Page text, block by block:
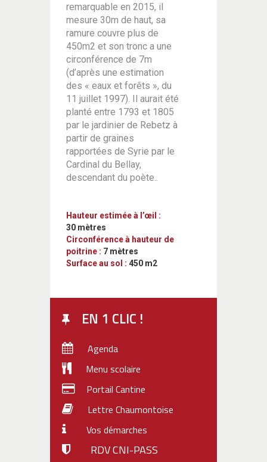
remarquable en 2015, il
mesure 30m de haut, sa
ramure couvre plus de
450m2 et son tronc a une
circonférence de 7m
(d’après une estimation
des « eaux et forêts », du
11 juillet 1997). Il aurait été
planté entre 1793 et 1805
par le jardinier de Rebetz à
partir de graines
rapportées de Syrie par le
Cardinal du Bellay,
descendant du poète..
Hauteur estimée à l’œil :
30 mètres
Circonférence à hauteur de
poitrine : 7 mètres
Surface au sol : 450 m2
EN 1 CLIC !
Agenda
Menu scolaire
Portail Cantine
Lettre Chaumontoise
Vos démarches
RDV CNI-PASS